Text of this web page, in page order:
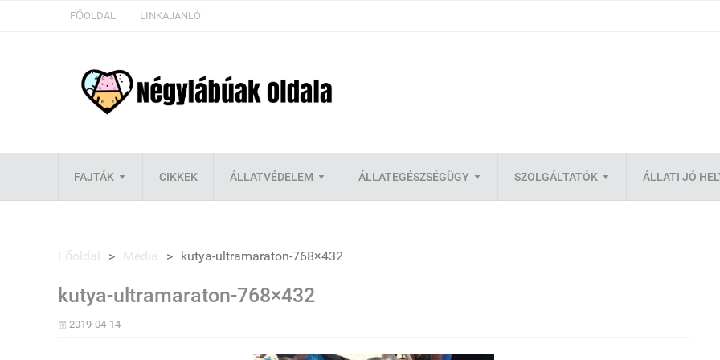
FŐOLDAL LINKAJÁNLÓ
FAJTÁK CIKKEK ÁLLATVÉDELEM ÁLLATEGÉSZSÉGÜGY SZOLGÁLTATÓK ÁLLATI JÓ
Főoldal > Média > kutya-ultramaraton-768×432
kutya-ultramaraton-768×432
2019-04-14